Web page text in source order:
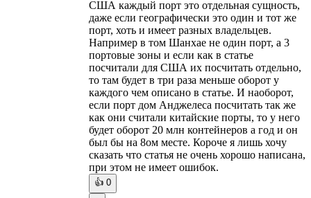
США каждый порт это отдельная сущность,
даже если географически это один и тот же
порт, хоть и имеет разных владельцев.
Например в том Шанхае не один порт, а 3
портовые зоны и если как в статье
посчитали для США их посчитать отдельно,
то там будет в три раза меньше оборот у
каждого чем описано в статье. И наоборот,
если порт дом Анджелеса посчитать так же
как они считали китайские порты, то у него
будет оборот 20 млн контейнеров а год и он
был бы на 8ом месте. Короче я лишь хочу
сказать что статья не очень хорошо написана,
при этом не имеет ошибок.
👍 0